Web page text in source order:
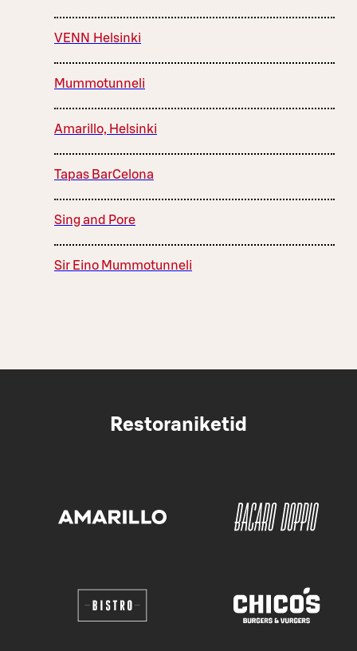
VENN Helsinki
Mummotunneli
Amarillo, Helsinki
Tapas BarCelona
Sing and Pore
Sir Eino Mummotunneli
Restoraniketid